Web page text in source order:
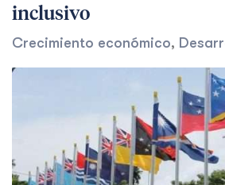
inclusivo
Crecimiento económico,